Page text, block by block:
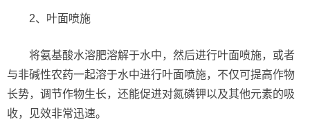
2、叶面喷施
将氨基酸水溶肥溶解于水中，然后进行叶面喷施，或者
与非碱性农药一起溶于水中进行叶面喷施，不仅可提高作物
长势，调节作物生长，还能促进对氮磷钾以及其他元素的吸
收，见效非常迅速。